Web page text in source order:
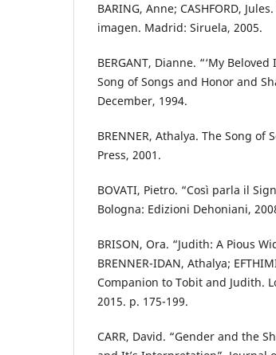
BARING, Anne; CASHFORD,
imagen. Madrid: Siruela, 2005.
BERGANT, Dianne. “‘My
Song of Songs and Honor and
December, 1994.
BRENNER, Athalya. The Song
Press, 2001.
BOVATI, Pietro. “Così parla il
Bologna: Edizioni Dehoniani,
BRISON, Ora. “Judith: A Pious
BRENNER-IDAN, Athalya;
Companion to Tobit and Judith.
2015. p. 175-199.
CARR, David. “Gender and the